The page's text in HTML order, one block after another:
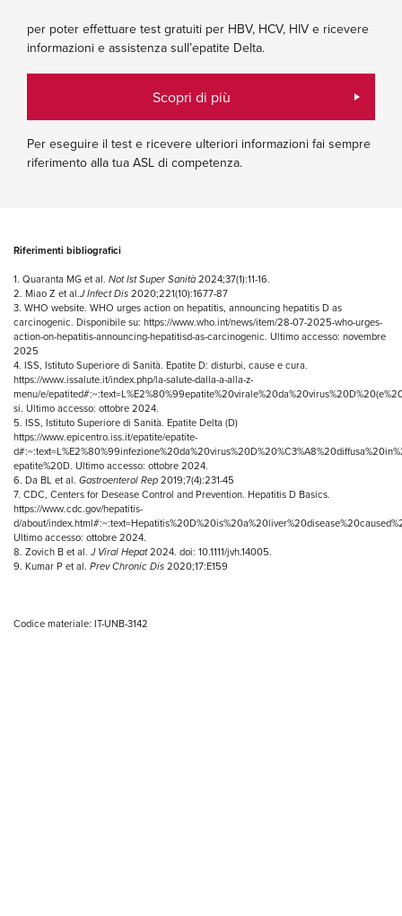
per poter effettuare test gratuiti per HBV, HCV, HIV e ricevere
informazioni e assistenza sull’epatite Delta.
Scopri di più
Per eseguire il test e ricevere ulteriori informazioni fai sempre
riferimento alla tua ASL di competenza.
Riferimenti bibliografici
1. Quaranta MG et al. Not Ist Super Sanità2024;37(1):11-16.
2. Miao Z et al.JInfect Dis2020;221(10):1677-87
3. WHO website. WHO urges action on hepatitis, announcing hepatitis D as
carcinogenic. Disponibile su: https://www.who.int/news/item/28-07-2025-who-urges-
action-on-hepatitis-announcing-hepatitisd-as-carcinogenic. Ultimo accesso: novembre
2025
4. ISS, Istituto Superiore di Sanità. Epatite D: disturbi, cause e cura.
https://www.issalute.it/index.php/la-salute-dalla-a-alla-z-
menu/e/
si. Ultimo accesso: ottobre 2024.
5. ISS, Istituto Superiore di Sanità. Epatite Delta (D)
https://www.epicentro.iss.it/epatite/epatite-
epatite%20D. Ultimo accesso: ottobre 2024.
6. Da BL et al. Gastroenterol Rep2019;7(4):231-45
7. CDC, Centers for Desease Control and Prevention. Hepatitis D Basics.
https://www.cdc.gov/hepatitis-
d/about/
Ultimo accesso: ottobre 2024.
8. Zovich B et al. J ViralHepat2024. doi: 10.1111/jvh.14005.
9. Kumar P et al. PrevChronicDis2020;17:E159
Codice materiale: IT-UNB-3142